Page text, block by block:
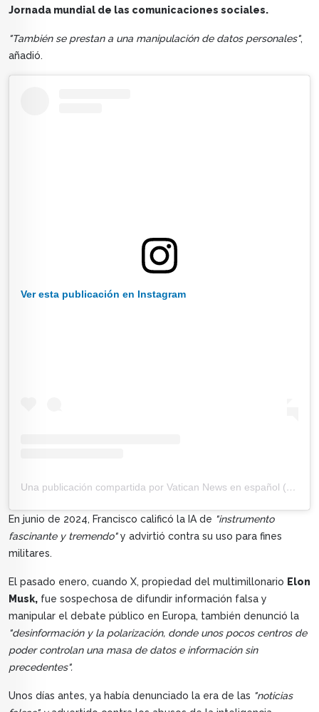
Jornada mundial de las comunicaciones sociales.
"También se prestan a una manipulación de datos personales",
añadió.
Ver esta publicación en Instagram
Una publicación compartida por Vatican News en español (@vaticannews.es)
En junio de 2024, Francisco calificó la IA de "instrumento
fascinante y tremendo"y advirtió contra su uso para fines
militares.
El pasado enero, cuando X, propiedad del multimillonario Elon
Musk, fue sospechosa de difundir información falsa y
manipular el debate público en Europa, también denunció la
"desinformación y la polarización, donde unos pocos centros de
poder controlan una masa de datos e información sin
precedentes".
Unos días antes, ya había denunciado la era de las "noticias